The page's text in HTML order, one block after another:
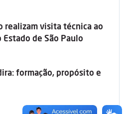
realizam visita técnica ao
de São Paulo
formação, propósito e